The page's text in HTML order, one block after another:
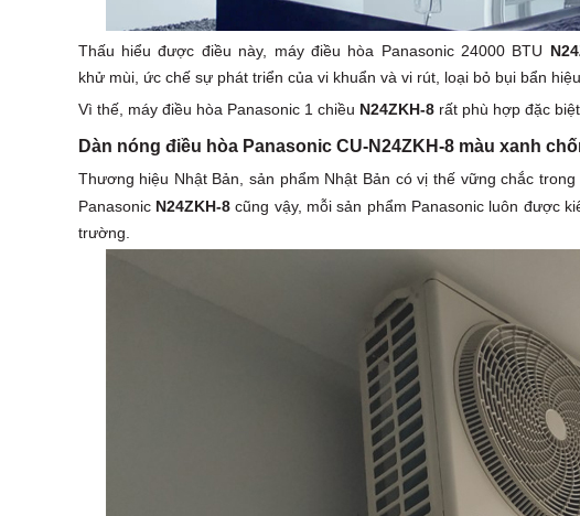
Thấu hiểu được điều này, máy điều hòa Panasonic 24000 BTU
khử mùi, ức chế sự phát triển của vi khuẩn và vi rút, loại bỏ bụi bẩn
Vì thế, máy điều hòa Panasonic 1 chiều N24ZKH-8rất phù hợp đặc
Dàn nóng điều hòa Panasonic CU-N24ZKH-8 màu xanh
Thương hiệu Nhật Bản, sản phẩm Nhật Bản có vị thế vững chắc
Panasonic N24ZKH-8cũng vậy, mỗi sản phẩm Panasonic luôn được
trường.